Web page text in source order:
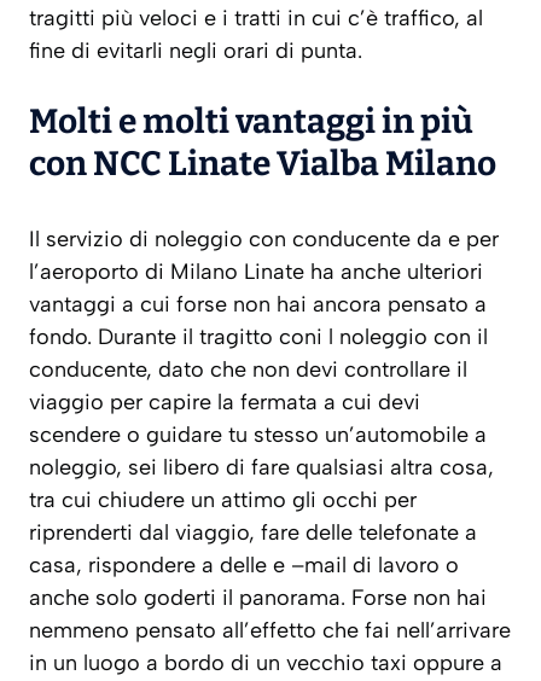
tragitti più veloci e i tratti in cui c’è traffico, al
fine di evitarli negli orari di punta.
Molti e molti vantaggi in più
con NCC Linate Vialba Milano
Il servizio di noleggio con conducente da e per
l’aeroporto di Milano Linate ha anche ulteriori
vantaggi a cui forse non hai ancora pensato a
fondo. Durante il tragitto coni l noleggio con il
conducente, dato che non devi controllare il
viaggio per capire la fermata a cui devi
scendere o guidare tu stesso un’automobile a
noleggio, sei libero di fare qualsiasi altra cosa,
tra cui chiudere un attimo gli occhi per
riprenderti dal viaggio, fare delle telefonate a
casa, rispondere a delle e –mail di lavoro o
anche solo goderti il panorama. Forse non hai
nemmeno pensato all’effetto che fai nell’arrivare
in un luogo a bordo di un vecchio taxi oppure a